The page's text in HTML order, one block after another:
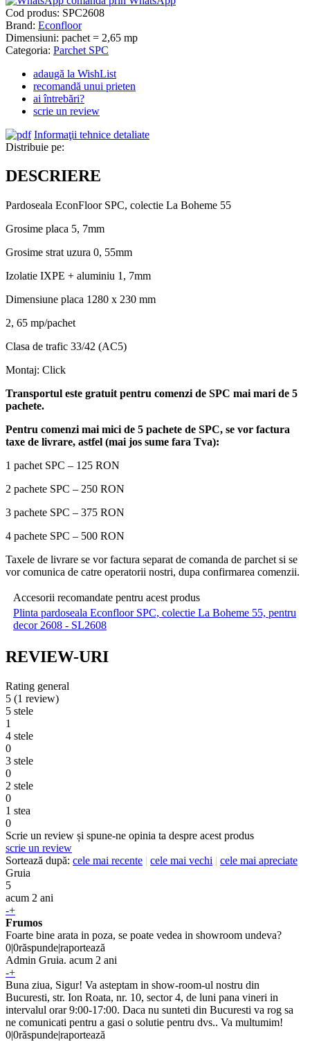
Cod produs: SPC2608
Brand: Econfloor
Dimensiuni: pachet = 2,65 mp
Categoria: Parchet SPC
adaugă la WishList
recomandă unui prieten
ai întrebări?
scrie un review
Informaţii tehnice detaliate
Distribuie pe:
DESCRIERE
Pardoseala EconFloor SPC, colectie La Boheme 55
Grosime placa 5, 7mm
Grosime strat uzura 0, 55mm
Izolatie IXPE + aluminiu 1, 7mm
Dimensiune placa 1280 x 230 mm
2, 65 mp/pachet
Clasa de trafic 33/42 (AC5)
Montaj: Click
Transportul este gratuit pentru comenzi de SPC mai mari de 5
pachete.
Pentru comenzi mai mici de 5 pachete de SPC, se vor factura
taxe de livrare, astfel (mai jos sume fara Tva):
1 pachet SPC – 125 RON
2 pachete SPC – 250 RON
3 pachete SPC – 375 RON
4 pachete SPC – 500 RON
Taxele de livrare se vor factura separat de comanda de parchet si se
vor comunica de catre operatorii nostri, dupa confirmarea comenzii.
Accesorii recomandate pentru acest produs
Plinta pardoseala Econfloor SPC, colectie La Boheme 55, pentru
decor 2608 - SL2608
REVIEW-URI
Rating general
5 (1 review)
5 stele
1
4 stele
0
3 stele
0
2 stele
0
1 stea
0
Scrie un review și spune-ne opinia ta despre acest produs
scrie un review
Sortează după: cele mai recente | cele mai vechi | cele mai apreciate
Gruia
5
acum 2 ani
-+
Frumos
Foarte bine arata in poza, se poate vedea in showroom undeva?
0|0răspunde|raportează
Admin Gruia. acum 2 ani
-+
Buna ziua, Sigur! Va asteptam in show-room-ul nostru din
Bucuresti, str. Ion Roata, nr. 10, sector 4, de luni pana vineri in
intervalul orar 9:00-17:00. Daca nu sunteti din Bucuresti va rog sa
ne comunicati pentru a gasi o solutie pentru dvs.. Va multumim!
0|0răspunde|raportează